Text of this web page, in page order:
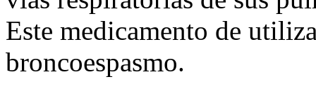
Este medicamento de
broncoespasmo.